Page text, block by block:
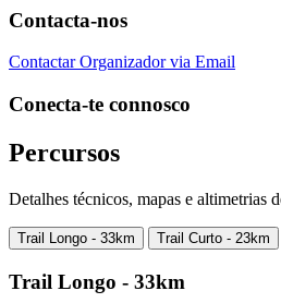
Contacta-nos
Contactar Organizador via Email
Conecta-te connosco
Percursos
Detalhes técnicos, mapas e altimetrias
Trail Longo - 33km Trail Curto - 23km
Trail Longo - 33km